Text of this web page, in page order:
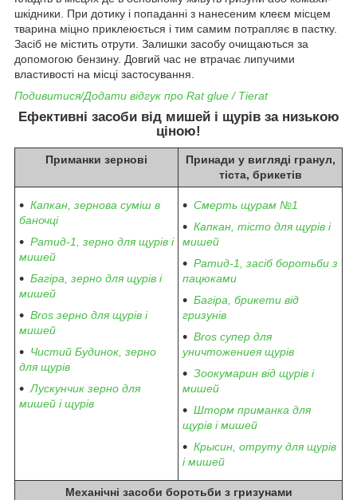
шкідники. При дотику і попаданні з нанесеним клеєм місцем
тварина міцно приклеюється і тим самим потрапляє в пастку.
Засіб не містить отрути. Залишки засобу очищаються за
допомогою бензину. Довгий час не втрачає липучими
властивості на місці застосування.
Подивитися/Додати відгук про Rat glue / Tierat
Ефективні засоби від мишей і щурів за низькою
ціною!
Приманки зернові
Принади у вигляді гранул,
тіста, брикетів
Капкан, зернова суміш в
баночці
Ратид-1, зерно для щурів і
мишей
Багіра, зерно для щурів і
мишей
Bros зерно для щурів і
мишей
Чистий Будинок, зерно
для щурів
Лускунчик зерно для
мишей і щурів
Смерть щурам №1
Капкан, тісто для щурів і
мишей
Ратид-1, засіб боротьби з
пацюками
Багіра, брикети від
гризунів
Bros супер для
уничтожениея щурів
Зоокумарин від щурів і
мишей
Шторм приманка для
щурів і мишей
Крысин, отруту для щурів
і мишей
Механічні засоби боротьби з гризунами